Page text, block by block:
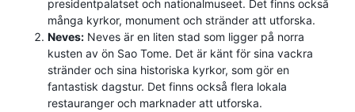
presidentpalatset och nationalmuseet. Det finns också
många kyrkor, monument och stränder att utforska.
Neves: Neves är en liten stad som ligger på norra
kusten av ön Sao Tome. Det är känt för sina vackra
stränder och sina historiska kyrkor, som gör en
fantastisk dagstur. Det finns också flera lokala
restauranger och marknader att utforska.